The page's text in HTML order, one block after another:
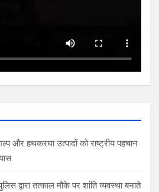
और हथकरघा उत्पादों को राष्ट्रीय पहचान
द्वारा तत्काल मौके पर शांति व्यवस्था बनाते